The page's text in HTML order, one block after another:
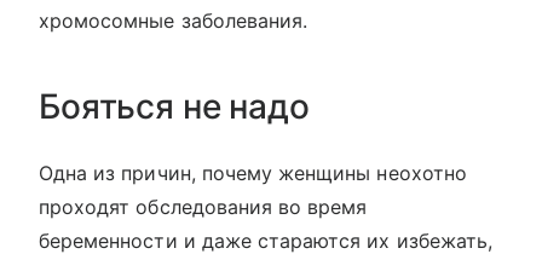
хромосомные заболевания.
Бояться не надо
Одна из причин, почему женщины неохотно
проходят обследования во время
беременности и даже стараются их избежать,